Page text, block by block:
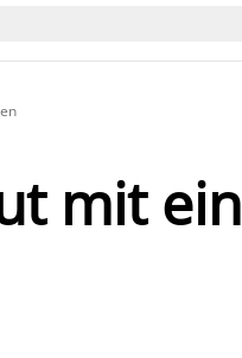
mit